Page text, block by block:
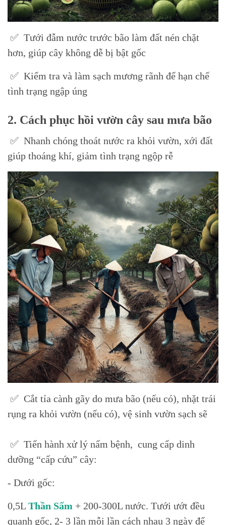
✅ Tưới đẫm nước trước bão làm đất nén chặt
hơn, giúp cây không dễ bị bật gốc
✅ Kiểm tra và làm sạch mương rãnh để hạn chế
tình trạng ngập úng
2. Cách phục hồi vườn cây sau mưa bão
✅ Nhanh chóng thoát nước ra khỏi vườn, xới đất
giúp thoáng khí, giảm tình trạng ngộp rễ
✅ Cắt tỉa cành gãy do mưa bão (nếu có), nhặt trái
rụng ra khỏi vườn (nếu có), vệ sinh vườn sạch sẽ
✅ Tiến hành xử lý nấm bệnh, cung cấp dinh
dưỡng “cấp cứu” cây:
- Dưới gốc:
0,5L Thần Sấm + 200-300L nước. Tưới ướt đều
quanh gốc, 2- 3 lần mỗi lần cách nhau 3 ngày để